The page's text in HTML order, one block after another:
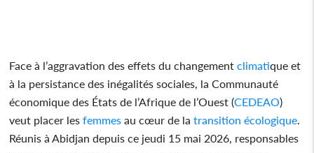
Face à l’aggravation des effets du changement climatique et
à la persistance des inégalités sociales, la Communauté
économique des États de l’Afrique de l’Ouest (CEDEAO)
veut placer les femmes au cœur de la transition écologique
Réunis à Abidjan depuis ce jeudi 15 mai 2026, responsables